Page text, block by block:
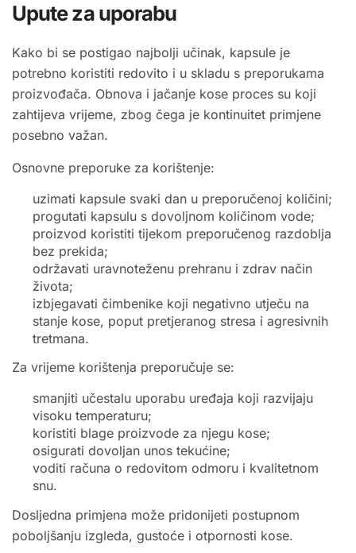
Upute za uporabu
Kako bi se postigao najbolji učinak, kapsule je
potrebno koristiti redovito i u skladu s preporukama
proizvođača. Obnova i jačanje kose proces su koji
zahtijeva vrijeme, zbog čega je kontinuitet primjene
posebno važan.
Osnovne preporuke za korištenje:
uzimati kapsule svaki dan u preporučenoj količini;
progutati kapsulu s dovoljnom količinom vode;
proizvod koristiti tijekom preporučenog razdoblja
bez prekida;
održavati uravnoteženu prehranu i zdrav način
života;
izbjegavati čimbenike koji negativno utječu na
stanje kose, poput pretjeranog stresa i agresivnih
tretmana.
Za vrijeme korištenja preporučuje se:
smanjiti učestalu uporabu uređaja koji razvijaju
visoku temperaturu;
koristiti blage proizvode za njegu kose;
osigurati dovoljan unos tekućine;
voditi računa o redovitom odmoru i kvalitetnom
snu.
Dosljedna primjena može pridonijeti postupnom
poboljšanju izgleda, gustoće i otpornosti kose.